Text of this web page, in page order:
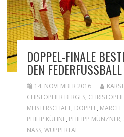
DOPPEL-FINALE
DEN FEDERFUSSBALL
14. NOVEMBER 2016
CHISTOPHER BERGES,
MEISTERSCHAFT, DOPPEL, MARCEL
PHILIP KÜHNE, PHILIPP MÜNZNER,
NASS, WUPPERTAL